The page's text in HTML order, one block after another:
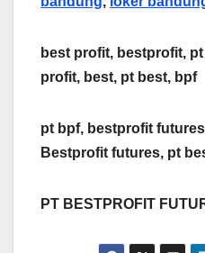
best profit, bestprofit,
profit, best, pt best, bpf
pt bpf, bestprofit
Bestprofit futures, pt
PT BESTPROFIT